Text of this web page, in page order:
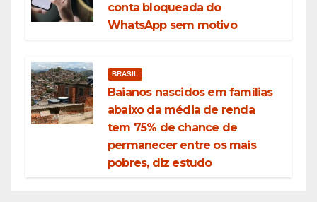
conta bloqueada do
WhatsApp sem motivo
BRASIL
Baianos nascidos em famílias
abaixo da média de renda
tem 75% de chance de
permanecer entre os mais
pobres, diz estudo